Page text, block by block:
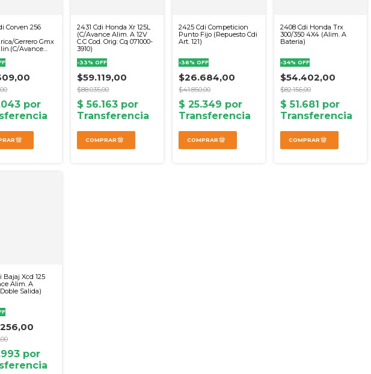
Corven 256
Gerrero Gmx
Avance
2431 Cdi Honda Xr 125L
(C/Avance Alim. A 12V
C.C Cod. Orig: Cq 071000-
3910)
-33% OFF
$59.119,00
$88.035,00
2425 Cdi Competicion
Punto Fijo (Repuesto Cdi
Art. 121)
-36% OFF
$26.684,00
$41.850,00
2408 Cdi Honda Trx
300/350 4X4 (Alim. A
Bateria)
-34% OFF
$54.402,00
$82.156,00
Bajaj Xcd 125
Alim. A
Salida)